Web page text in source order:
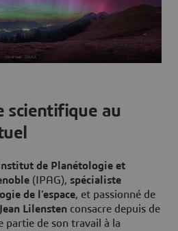
scientifique au
Institut de Planétologie et
(IPAG), spécialiste
de l’espace, et passionné de
Jean Lilensten consacre depuis de
partie de son travail à la